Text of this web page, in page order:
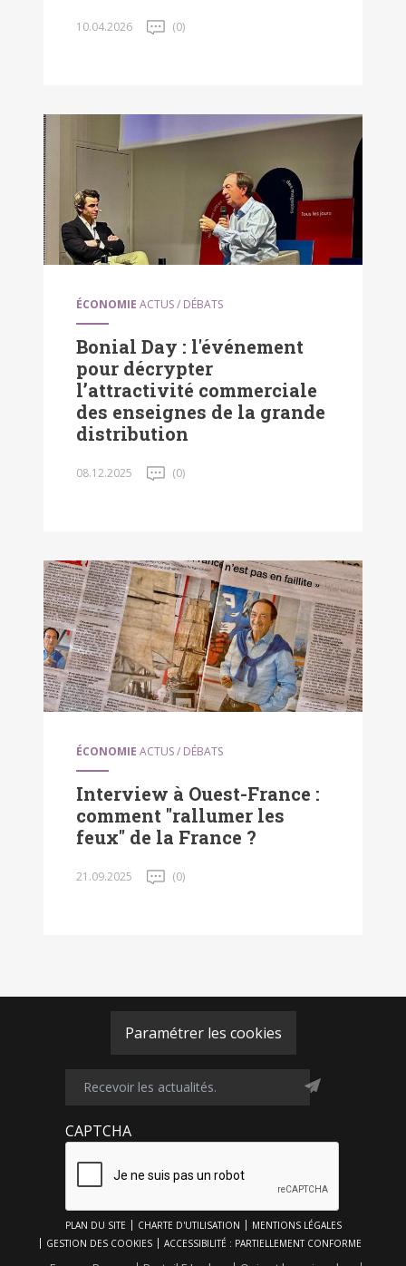
10.04.2026 (0)
ÉCONOMIE ACTUS / DÉBATS
Bonial Day : l'événement
pour décrypter
l’attractivité commerciale
des enseignes de la grande
distribution
08.12.2025 (0)
ÉCONOMIE ACTUS / DÉBATS
Interview à Ouest-France :
comment "rallumer les
feux" de la France ?
21.09.2025 (0)
Top
PLAN DU SITE CHARTE D'UTILISATION
MENTIONS LÉGALES
GESTION DES COOKIES
ACCESSIBILITÉ : PARTIELLEMENT CONFORME
Paramétrer les cookies
CAPTCHA